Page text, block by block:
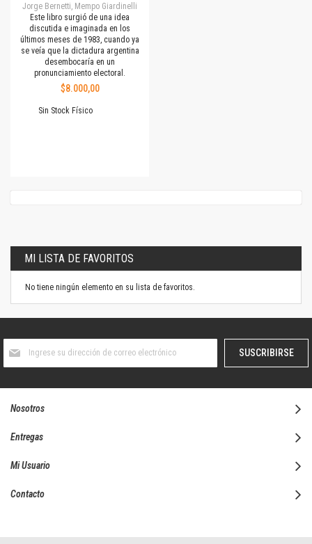
Jorge Bernetti, Mempo Giardinelli
Este libro surgió de una idea
discutida e imaginada en los
últimos meses de 1983, cuando ya
se veía que la dictadura argentina
desembocaría en un
pronunciamiento electoral.
$8.000,00
Sin Stock Físico
MI LISTA DE FAVORITOS
No tiene ningún elemento en su lista de favoritos.
boletín
SUSCRIBIRSE
Nosotros
Entregas
Mi Usuario
Contacto